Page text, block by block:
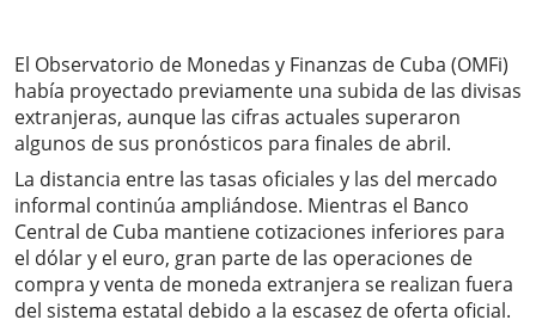
El Observatorio de Monedas y Finanzas de Cuba (OMFi)
había proyectado previamente una subida de las divisas
extranjeras, aunque las cifras actuales superaron
algunos de sus pronósticos para finales de abril.
La distancia entre las tasas oficiales y las del mercado
informal continúa ampliándose. Mientras el Banco
Central de Cuba mantiene cotizaciones inferiores para
el dólar y el euro, gran parte de las operaciones de
compra y venta de moneda extranjera se realizan fuera
del sistema estatal debido a la escasez de oferta oficial.